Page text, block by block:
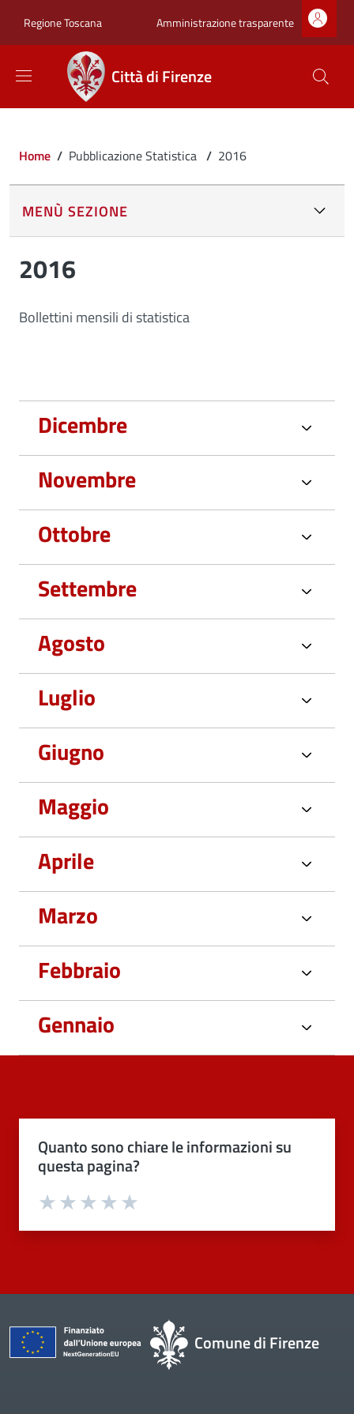
Regione Toscana Zona superiore
Amministrazione trasparente
Città di Firenze
Briciole di pane
Home / Pubblicazione Statistica / 2016
MENÙ SEZIONE
2016
Bollettini mensili di statistica
Dicembre
Novembre
Ottobre
Settembre
Agosto
Luglio
Giugno
Maggio
Aprile
Marzo
Febbraio
Gennaio
Quanto sono chiare le informazioni su
questa pagina?
Valuta 4 stelle su 5
Valuta 3 stelle su 5
Valuta 2 stelle su 5
Valuta 1 stelle su 5
Comune di Firenze